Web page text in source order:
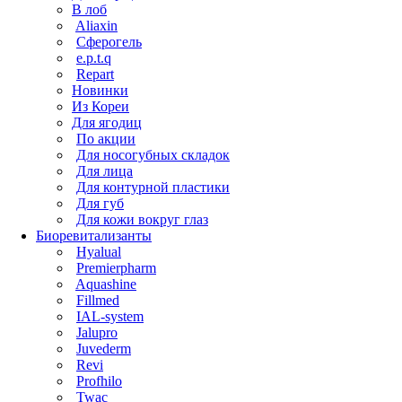
В лоб
Aliaxin
Сферогель
e.p.t.q
Repart
Новинки
Из Кореи
Для ягодиц
По акции
Для носогубных складок
Для лица
Для контурной пластики
Для губ
Для кожи вокруг глаз
Биоревитализанты
Hyalual
Premierpharm
Aquashine
Fillmed
IAL-system
Jalupro
Juvederm
Revi
Profhilo
Twac